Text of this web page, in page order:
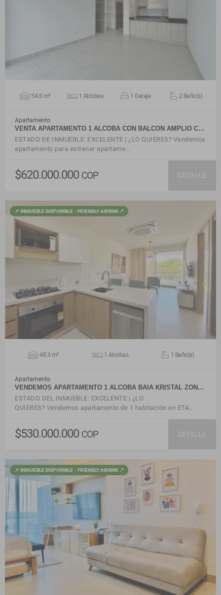
54.8 m² 1 Alcobas 1 Garaje 2 Baño(s)
Apartamento
VENTA APARTAMENTO 1 ALCOBA CON BALCON AMPLIO C…
ESTADO DE INMUEBLE: EXCELENTE | ¿LO QUIERES? Vendemos
apartamento para estrenar apartame…
$620.000.000 COP DETALLE
📌 INMUEBLE DISPONIBLE - FRIENDLY AIRBNB 📍
VER DETALLES
48.3 m² 1 Alcobas 1 Baño(s)
Apartamento
VENDEMOS APARTAMENTO 1 ALCOBA BAIA KRISTAL ZON…
ESTADO DEL INMUEBLE: EXCELENTE | ¿LO
QUIERES? Vendemos apartamento de 1 habitación en ETA…
$530.000.000 COP DETALLE
📌 INMUEBLE DISPONIBLE - FRIENDLY AIRBNB 📍
VER DETALLES